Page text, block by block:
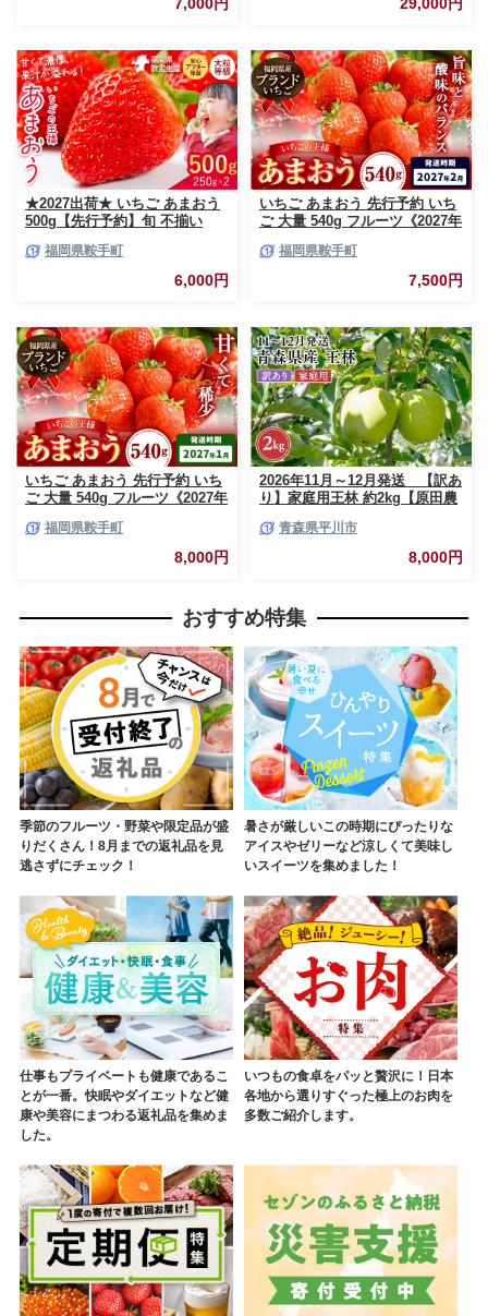
7,000円 29,000円
★2027出荷★ いちご あまおう
500g【先行予約】旬 不揃い
中旬-3月中旬頃出荷》福岡名産
品 果物 くだもの フルーツ いち
ご 苺 イチゴ【配送不可地域:離
福岡県鞍手町
6,000円
いちご あまおう 先行予約 いち
ご 大量 540g フルーツ《2027年
だもの 果物 福岡県 鞍手町【配
福岡県鞍手町
7,500円
いちご あまおう 先行予約 いち
ご 大量 540g フルーツ《2027年
だもの 果物 福岡県 鞍手町【配
福岡県鞍手町
8,000円
2026年11月～12月発送 【訳あ
り】家庭用王林 約2kg【原田農
りんご リンゴ 林檎 くだもの 果
青森県平川市
8,000円
おすすめ特集
季節のフルーツ・野菜や限定品が盛
りだくさん！8月までの返礼品を見
逃さずにチェック！
暑さが厳しいこの時期にぴったりな
アイスやゼリーなど涼しくて美味し
いスイーツを集めました！
仕事もプライベートも健康であるこ
とが一番。快眠やダイエットなど健
康や美容にまつわる返礼品を集めま
した。
いつもの食卓をパッと贅沢に！日本
各地から選りすぐった極上のお肉を
多数ご紹介します。